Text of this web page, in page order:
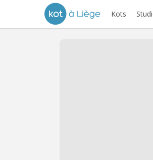
Kots